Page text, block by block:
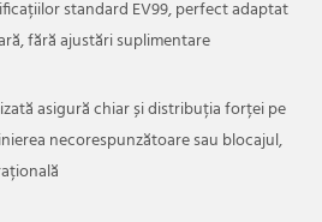
standard EV99, perfect adaptat
fără ajustări suplimentare
asigură chiar și distribuția forței pe
necorespunzătoare sau blocajul,